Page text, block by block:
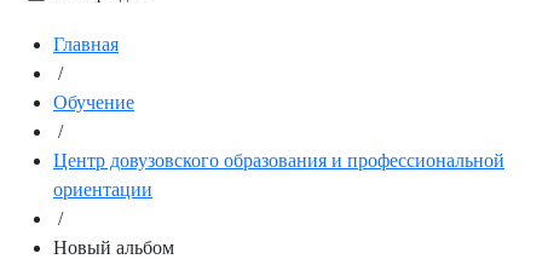
Главная
/
Обучение
/
Центр довузовского образования и профессиональной
ориентации
/
Новый альбом